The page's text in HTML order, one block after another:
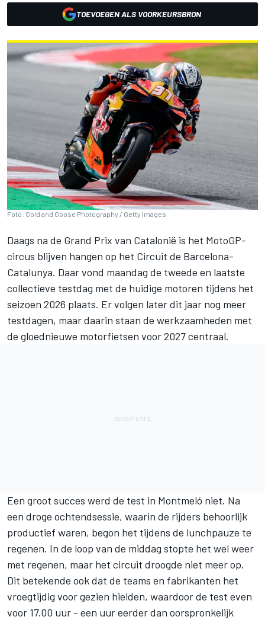
TOEVOEGEN ALS VOORKEURSBRON
Foto: Gold and Goose Photography / Getty Images
Daags na de Grand Prix van Catalonië is het MotoGP-
circus blijven hangen op het Circuit de Barcelona-
Catalunya. Daar vond maandag de tweede en laatste
collectieve testdag met de huidige motoren tijdens het
seizoen 2026 plaats. Er volgen later dit jaar nog meer
testdagen, maar daarin staan de werkzaamheden met
de gloednieuwe motorfietsen voor 2027 centraal.
Een groot succes werd de test in Montmeló niet. Na
een droge ochtendsessie, waarin de rijders behoorlijk
productief waren, begon het tijdens de lunchpauze te
regenen. In de loop van de middag stopte het wel weer
met regenen, maar het circuit droogde niet meer op.
Dit betekende ook dat de teams en fabrikanten het
vroegtijdig voor gezien hielden, waardoor de test even
voor 17.00 uur - een uur eerder dan oorspronkelijk